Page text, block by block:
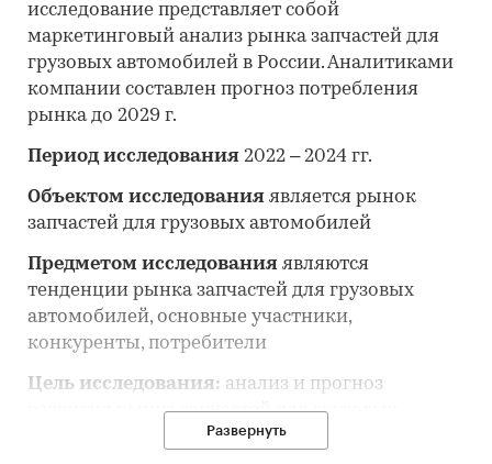
исследование представляет собой
маркетинговый анализ рынка запчастей для
грузовых автомобилей в России. Аналитиками
компании составлен прогноз потребления
рынка до 2029 г.
Период исследования 2022 – 2024 гг.
Объектом исследования является рынок
запчастей для грузовых автомобилей
Предметом исследования являются
тенденции рынка запчастей для грузовых
автомобилей, основные участники,
конкуренты, потребители
Цель исследования: анализ и прогноз
развития рынка запчастей для грузовых
Развернуть